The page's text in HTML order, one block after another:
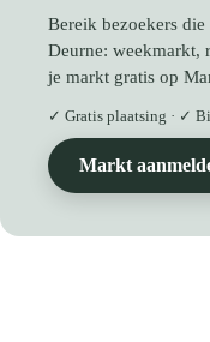
Bereik bezoekers
Deurne: weekmarkt,
je markt gratis op
✓ Gratis plaatsing · ✓
Markt